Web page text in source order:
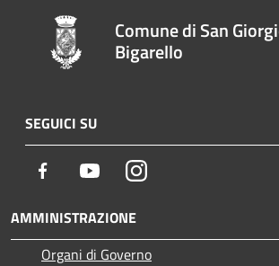
Comune di San
Bigarello
SEGUICI SU
Facebook YoutubeInstagram
AMMINISTRAZIONE
Organi di Governo